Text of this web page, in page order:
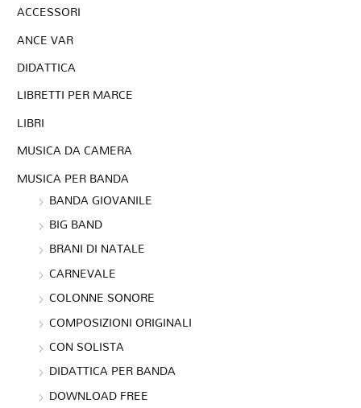
ACCESSORI
ANCE VAR
DIDATTICA
LIBRETTI PER MARCE
LIBRI
MUSICA DA CAMERA
MUSICA PER BANDA
BANDA GIOVANILE
BIG BAND
BRANI DI NATALE
CARNEVALE
COLONNE SONORE
COMPOSIZIONI ORIGINALI
CON SOLISTA
DIDATTICA PER BANDA
DOWNLOAD FREE